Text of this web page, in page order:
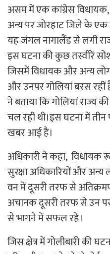
असम में एक कांग्रेस
अन्य पर जोरहाट जिले के एक
यह जंगल नागालैंड से लगी
इस घटना की कुछ तस्वीरें
जिसमें विधायक और अन्य
और उनपर गोलियां बरस रहीं
ने बताया कि गोलियां राज्य
चल रही थी।इस घटना में तीन
खबर आई है।
अधिकारी ने कहा, विधायक
सुरक्षा अधिकारियों और अन्य
वन में दूसरी तरफ से
अचानक दूसरी तरफ से उन
से भागने में सफल रहे।
जिस क्षेत्र में गोलीबारी की